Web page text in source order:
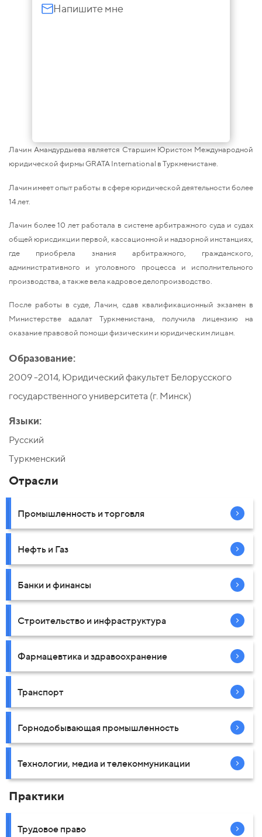
Напишите мне
Лачин Амандурдыева является Cтаршим Юристом Международной
юридической фирмы GRATA International в Туркменистане.
Лачин имеет опыт работы в сфере юридической деятельности более
14 лет.
Лачин более 10 лет работала в системе арбитражного суда и судах
общей юрисдикции первой, кассационной и надзорной инстанциях,
где приобрела знания арбитражного, гражданского,
административного и уголовного процесса и исполнительного
производства, а также вела кадровое делопроизводство.
После работы в суде, Лачин, сдав квалификационный экзамен в
Министерстве адалат Туркменистана, получила лицензию на
оказание правовой помощи физическим и юридическим лицам.
Образование:
2009 -2014, Юридический факультет Белорусского
государственного университета (г. Минск)
Языки:
Русский
Туркменский
Отрасли
Промышленность и торговля
Нефть и Газ
Банки и финансы
Строительство и инфраструктура
Фармацевтика и здравоохранение
Транспорт
Горнодобывающая промышленность
Технологии, медиа и телекоммуникации
Практики
Трудовое право